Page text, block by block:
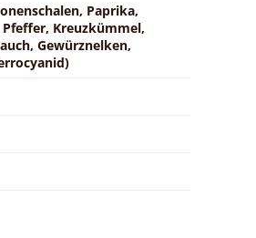
Paprika,
Kreuzkümmel,
Gewürznelken,